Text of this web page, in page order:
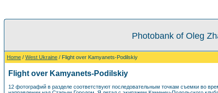
Photobank of Oleg
Home / West Ukraine / Flight over Kamyanets-Podilskiy
Flight over Kamyanets-Podilskiy
12 фотографий в разделе соответствуют последовательным точкам съемки во